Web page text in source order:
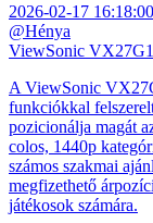
2026-02-17 16:18:00
@Hénya
ViewSonic
A ViewSonic
funkciókkal
pozicionálja magát
colos, 1440p
számos szakmai
megfizethető
játékosok számára.